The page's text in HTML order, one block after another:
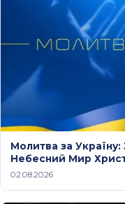
Молитва за
Небесний Мир
02.08.2026